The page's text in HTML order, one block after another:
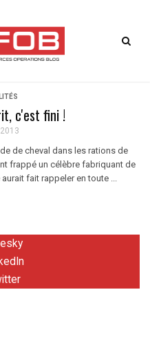
c'est fini !
de cheval dans les rations de
frappé un célèbre fabriquant de
fait rappeler en toute ...